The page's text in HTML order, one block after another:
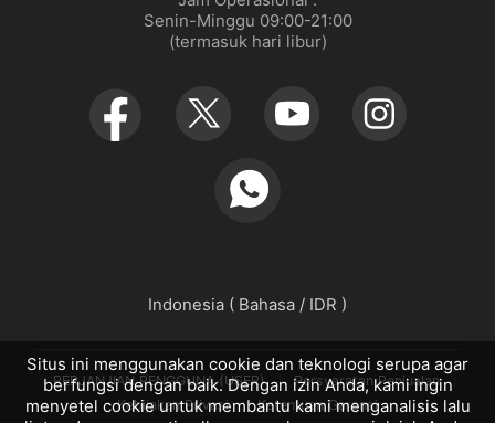
Senin-Minggu 09:00-21:00
(termasuk hari libur)
PERJANJIAN PENGGUNA (USER)
Persyaratan Penjualan
Kebijakan Privasi
Ketentuan Garansi
Indonesia ( Bahasa / IDR )
Situs ini menggunakan cookie dan teknologi serupa agar
berfungsi dengan baik. Dengan izin Anda, kami ingin
menyetel cookie untuk membantu kami menganalisis lalu